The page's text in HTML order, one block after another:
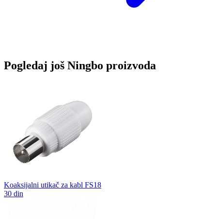
Pogledaj još Ningbo proizvoda
Koaksijalni utikač za kabl FS18
30 din